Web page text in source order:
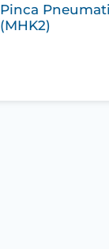
Pinca
(MHK2)